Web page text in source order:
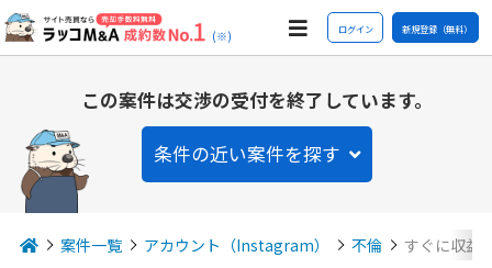
(※) ログイン 新規登録（無料）
この案件は交渉の受付を終了しています。
条件の近い案件を探す
案件一覧 アカウント（Instagram） 不倫 すぐに収益